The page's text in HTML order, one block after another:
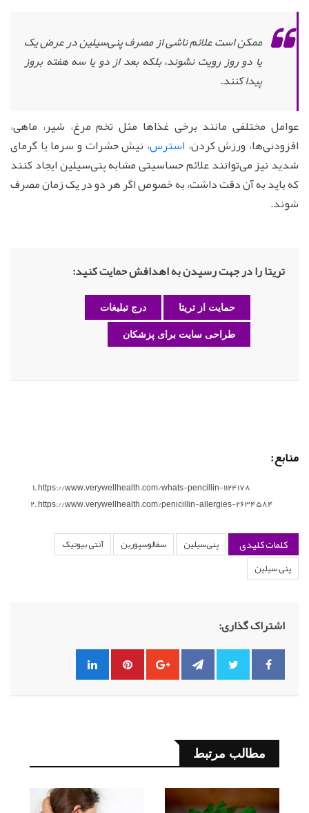
ممکن است علائم ناشی از مصرف پنی‌سیلین در عرض یک
یا دو روز رویت نشوند، بلکه بعد از دو یا سه هفته بروز
پیدا کنند.
عوامل مختلفی مانند برخی غذاها مثل تخم مرغ، شیر، ماهی،
افزودنی‌ها، ورزش کردن،استرس، نیش حشرات و سرما یا گرمای
شدید نیز می‌توانند علائم حساسیتی مشابه پنی‌سیلین ایجاد کنند
که باید به آن دقت داشت، به خصوص اگر هر دو در یک زمان مصرف
شوند.
تریتا را در جهت رسیدن به اهدافش حمایت کنید:
حمایت از تریتا درج تبلیغات
طراحی سایت برای پزشکان
منابع:
https://www.verywellhealth.com/whats-pencillin-1124178
https://www.verywellhealth.com/penicillin-allergies-2634584
کلمات کلیدی پنی‌سیلین سفالوسپورین
آنتی بیوتیک
پنی سیلین
اشتراک گذاری:
مطالب مرتبط